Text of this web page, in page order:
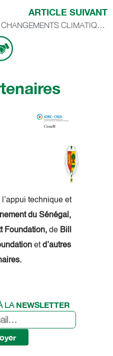
ARTICLE SUIVANT
CHANGEMENTS CLIMATIQUES À L’HORIZON 2050, SCÉNARII D’ADAPTATION POUR L’AGRICULTURE
technique et
du Sénégal,
Foundation, de Bill
et d’autres
LA NEWSLETTER